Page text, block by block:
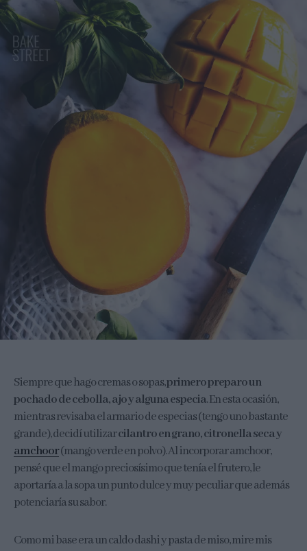
Siempre que hago cremas o sopas,primero preparo un
pochado de cebolla, ajo y alguna especia. En esta ocasión,
mientras revisaba el armario de especias (tengo uno bastante
grande), decidí utilizarcilantro en grano, citronella seca y
amchoor(mango verde en polvo). Al incorporar amchoor,
pensé que el mango preciosísimo que tenía el frutero, le
aportaría a la sopa un punto dulce y muy peculiar que además
potenciaría su sabor.
Como mi base era un caldo dashi y pasta de miso, mire mis